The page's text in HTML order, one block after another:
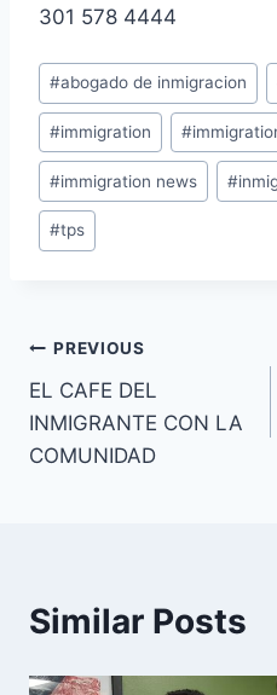
301 578 4444
#abogado de inmigracion
#immigration #
#immigration news #
#tps
PREVIOUS
EL CAFE DEL
INMIGRANTE CON LA
COMUNIDAD
Similar Posts